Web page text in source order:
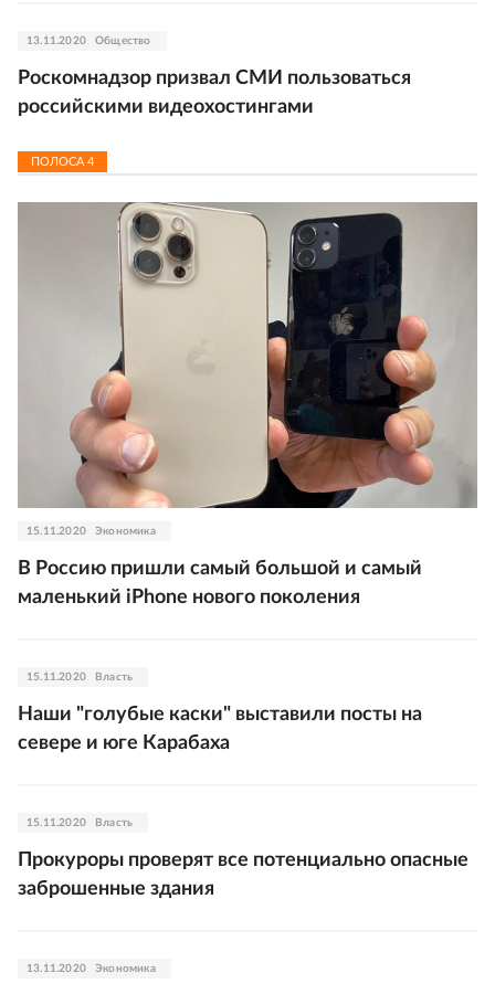
13.11.2020 Общество
Роскомнадзор призвал СМИ пользоваться
российскими видеохостингами
ПОЛОСА 4
15.11.2020 Экономика
В Россию пришли самый большой и самый
маленький iPhone нового поколения
15.11.2020 Власть
Наши "голубые каски" выставили посты на
севере и юге Карабаха
15.11.2020 Власть
Прокуроры проверят все потенциально опасные
заброшенные здания
13.11.2020 Экономика